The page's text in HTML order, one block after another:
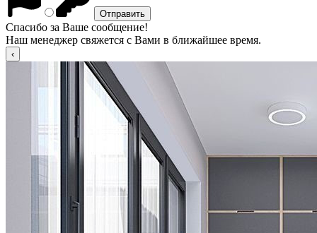
Спасибо за Ваше сообщение!
Наш менеджер свяжется с Вами в ближайшее время.